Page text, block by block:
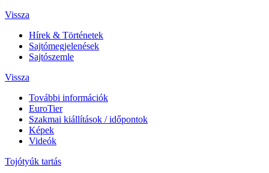
Vissza
Hírek & Történetek
Sajtómegjelenések
Sajtószemle
Vissza
További információk
EuroTier
Szakmai kiállítások / időpontok
Képek
Videók
Tojótyúk tartás